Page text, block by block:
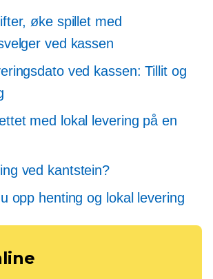
øke spillet med
ved kassen
ved kassen: Tillit og
med lokal levering på en
ved kantstein?
opp henting og lokal levering